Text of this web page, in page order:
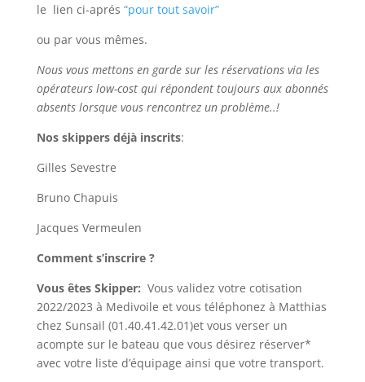
le lien ci-aprés “pour tout savoir”
ou par vous mêmes.
Nous vous mettons en garde sur les réservations via les
opérateurs low-cost qui répondent toujours aux abonnés
absents lorsque vous rencontrez un problème..!
Nos skippers déjà inscrits:
Gilles Sevestre
Bruno Chapuis
Jacques Vermeulen
Comment s’inscrire ?
Vous êtes Skipper: Vous validez votre cotisation
2022/2023 à Medivoile et vous téléphonez à Matthias
chez Sunsail (01.40.41.42.01)et vous verser un
acompte sur le bateau que vous désirez réserver*
avec votre liste d’équipage ainsi que votre transport.